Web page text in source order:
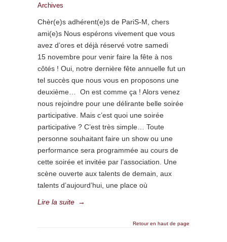
Archives
Chèr(e)s adhérent(e)s de PariS-M, chers
ami(e)s Nous espérons vivement que vous
avez d’ores et déjà réservé votre samedi
15 novembre pour venir faire la fête à nos
côtés ! Oui, notre dernière fête annuelle fut un
tel succès que nous vous en proposons une
deuxième… On est comme ça ! Alors venez
nous rejoindre pour une délirante belle soirée
participative. Mais c’est quoi une soirée
participative ? C’est très simple… Toute
personne souhaitant faire un show ou une
performance sera programmée au cours de
cette soirée et invitée par l’association. Une
scène ouverte aux talents de demain, aux
talents d’aujourd’hui, une place où
Lire la suite →
Retour en haut de page